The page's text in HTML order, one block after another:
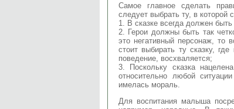
Самое главное сделать
следует выбрать ту, в
1. В сказке всегда должен
2. Герои должны быть так
это негативный персонаж,
стоит выбирать ту сказку,
поведение, восхваляется;
3. Поскольку сказка
относительно любой
имелась мораль.
Для воспитания малыша